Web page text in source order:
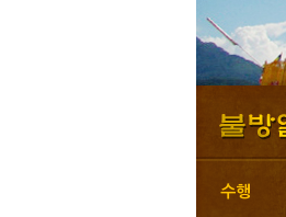
보시의 정의
보시의 이익
보시의 대상
보시의 청정
보시관련법문
수행